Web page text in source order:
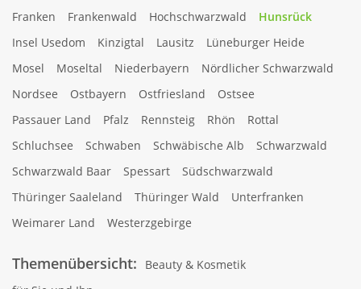
Franken
Frankenwald Hochschwarzwald
Hunsrück
Insel Usedom
Kinzigtal Lausitz
Lüneburger Heide
Mosel
Moseltal Niederbayern
Nördlicher Schwarzwald
Nordsee
Ostbayern Ostfriesland
Ostsee
Passauer Land
Pfalz Rennsteig Rhön
Rottal
Schluchsee
Schwaben Schwäbische Alb
Schwarzwald
Schwarzwald Baar
Spessart
Südschwarzwald
Thüringer Saaleland
Thüringer Wald
Unterfranken
Weimarer Land
Westerzgebirge
Themenübersicht:
Beauty & Kosmetik